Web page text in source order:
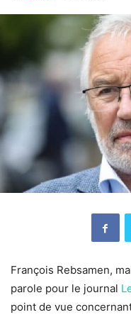
François Rebsamen,
parole pour le journal
point de vue